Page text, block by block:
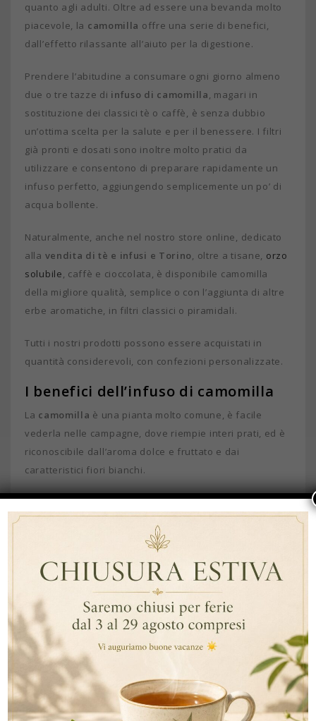
quanto agli adulti. Oltre ad essere una bevanda molto
piacevole, la camomilla offre una serie di benefici,
dall’effetto rilassante all’aiuto per la digestione.
Prendere l’abitudine a consumare ogni giorno almeno
due o tre tazze di infuso di camomilla, magari in
sostituzione dei classici tè o caffè, è senza dubbio
un’ottima scelta per la salute e per il benessere. I filtri
già pronti e dosati sono inoltre molto pratici da
utilizzare e consentono di preparare rapidamente un
infuso perfetto, aggiungendo semplicemente un po’ di
acqua bollente.
Naturalmente, anche nel nostro store online, dedicato
alla vendita di tè e infusi e Torino, oltre a tisane, orzo
solubile, caffè e cioccolata, è disponibile camomilla
della migliore qualità, semplice o con l’aggiunta di altre
erbe aromatiche, in filtri classici o piramidali.
Tutti i nostri prodotti possono essere acquistati in
quantità considerevoli, con confezioni personalizzate.
I benefici dell’infuso di camomilla
La camomilla è una pianta molto comune, è facile
vederla nelle campagne, dove riempie interi prati, ed è
riconoscibile dall’aroma dolce e fruttato e dai
caratteristici fiori bianchi.
Preparare l’infuso di camomillaè molto semplice:
basta una manciata di fiorellini secchi e una tazza di
acqua bollente: dopo circa cinque minuti di infusione la
aromatizzata con una fettina di limone o leggermente
dolcificata con l’aggiunta di miele.
Ovviamente, i filtri già pronti rappresentano una
soluzione eccellente per chi non ha modo di raccogliere
la camomilla selvatica e preferisce comunque un
metodo di preparazione più semplice e sicuro.
I benefici dell’infuso di camomilla sono diversi, il